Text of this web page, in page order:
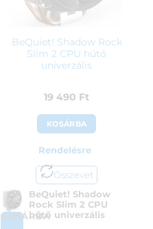
BeQuiet! Shadow Rock
Slim 2 CPU hűtő
univerzális
19 490 Ft
KOSÁRBA
Rendelésre
Összevet
KOSÁRBA
BeQuiet! Shadow
Rock Slim 2 CPU
hűtő univerzális